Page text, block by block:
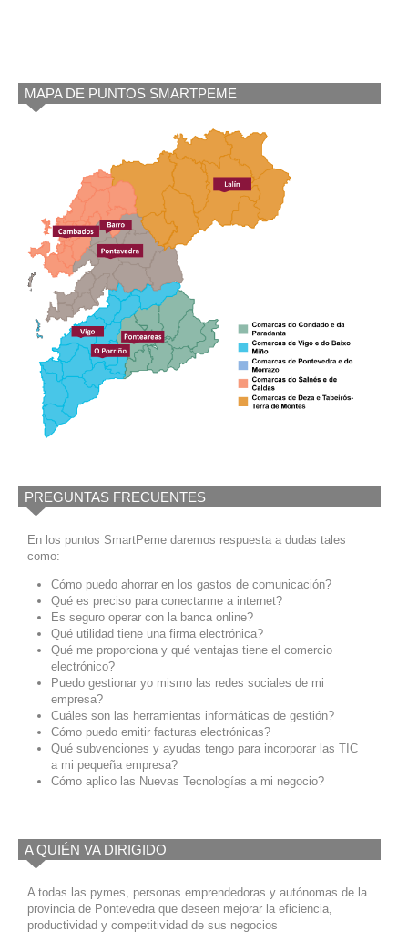
MAPA DE PUNTOS SMARTPEME
PREGUNTAS FRECUENTES
En los puntos SmartPeme daremos respuesta a dudas tales
como:
Cómo puedo ahorrar en los gastos de comunicación?
Qué es preciso para conectarme a internet?
Es seguro operar con la banca online?
Qué utilidad tiene una firma electrónica?
Qué me proporciona y qué ventajas tiene el comercio
electrónico?
Puedo gestionar yo mismo las redes sociales de mi
empresa?
Cuáles son las herramientas informáticas de gestión?
Cómo puedo emitir facturas electrónicas?
Qué subvenciones y ayudas tengo para incorporar las TIC
a mi pequeña empresa?
Cómo aplico las Nuevas Tecnologías a mi negocio?
A QUIÉN VA DIRIGIDO
A todas las pymes, personas emprendedoras y autónomas de la
provincia de Pontevedra que deseen mejorar la eficiencia,
productividad y competitividad de sus negocios